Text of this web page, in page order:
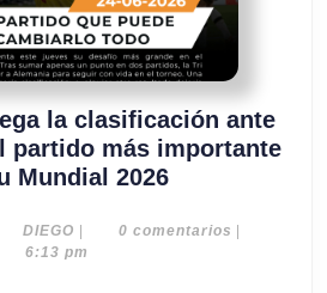
la clasificación ante
partido más importante
Mundial 2026Ecuador
juega
DIEGO DIEGO0 comentarios
6:13 pm